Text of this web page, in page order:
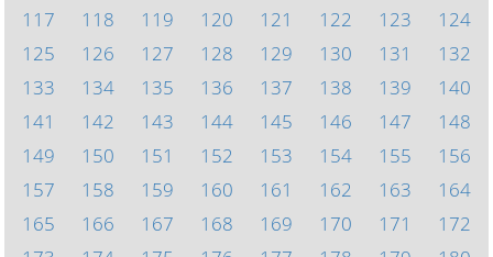
117
118 119 120 121 122 123
124
125
126 127 128 129 130 131
132
133
134 135 136 137 138 139
140
141
142 143 144 145 146 147
148
149
150 151 152 153 154 155
156
157
158 159 160 161 162 163
164
165
166 167 168 169 170 171
172